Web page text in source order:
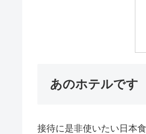
あのホテルです
接待に是非使いたい日本